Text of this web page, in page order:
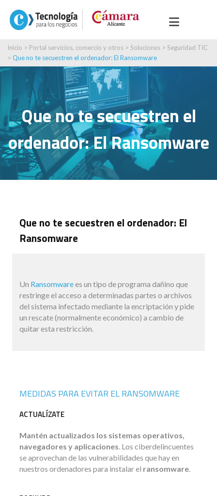
Inicio > Portal servicios, comercio y otros > Soluciones > Seguridad TIC
> Que no te secuestren el ordenador: El Ransomware
Que no te secuestren el
ordenador: El Ransomware
Que no te secuestren el ordenador: El
Ransomware
Un Ransomwarees un tipo de programa dañino que
restringe el acceso a determinadas partes o archivos
del sistema infectado mediante la encriptación y pide
un rescate (normalmente económico) a cambio de
quitar esta restricción.
MEDIDAS PARA EVITAR EL RANSOMWARE
ACTUALÍZATE
Mantén actualizados los sistemas operativos,
navegadores y aplicaciones. Los ciberdelincuentes
se aprovechan de las vulnerabilidades que hay en
nuestros ordenadores para instalar el ransomware.